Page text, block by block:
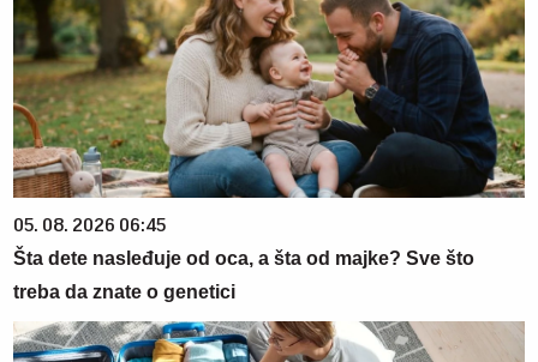
05. 08. 2026 06:45
Šta dete nasleđuje od oca, a šta od majke? Sve što
treba da znate o genetici